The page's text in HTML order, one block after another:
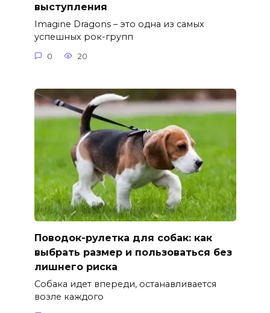
выступления
Imagine Dragons – это одна из самых
успешных рок-групп
0 20
Поводок-рулетка для собак: как
выбрать размер и пользоваться без
лишнего риска
Собака идет впереди, останавливается
возле каждого